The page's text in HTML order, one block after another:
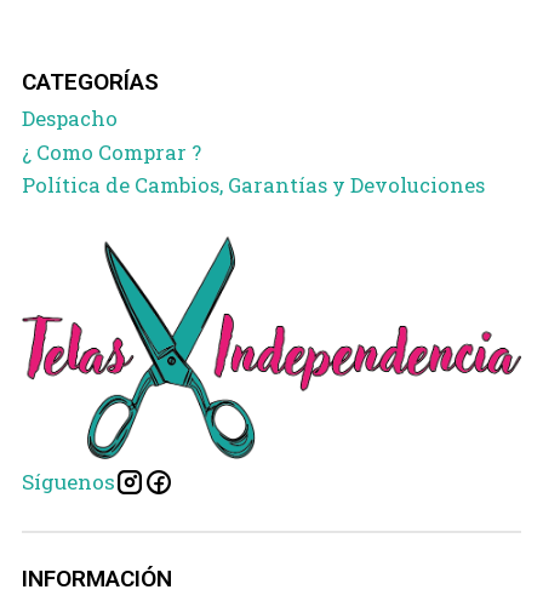
CATEGORÍAS
Despacho
¿ Como Comprar ?
Política de Cambios, Garantías y Devoluciones
Síguenos
INFORMACIÓN